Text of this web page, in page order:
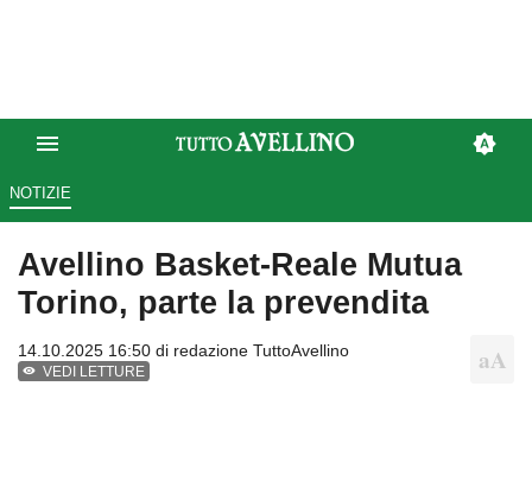
NOTIZIE
Avellino Basket-Reale Mutua
Torino, parte la prevendita
14.10.2025 16:50 di redazione TuttoAvellino
VEDI LETTURE